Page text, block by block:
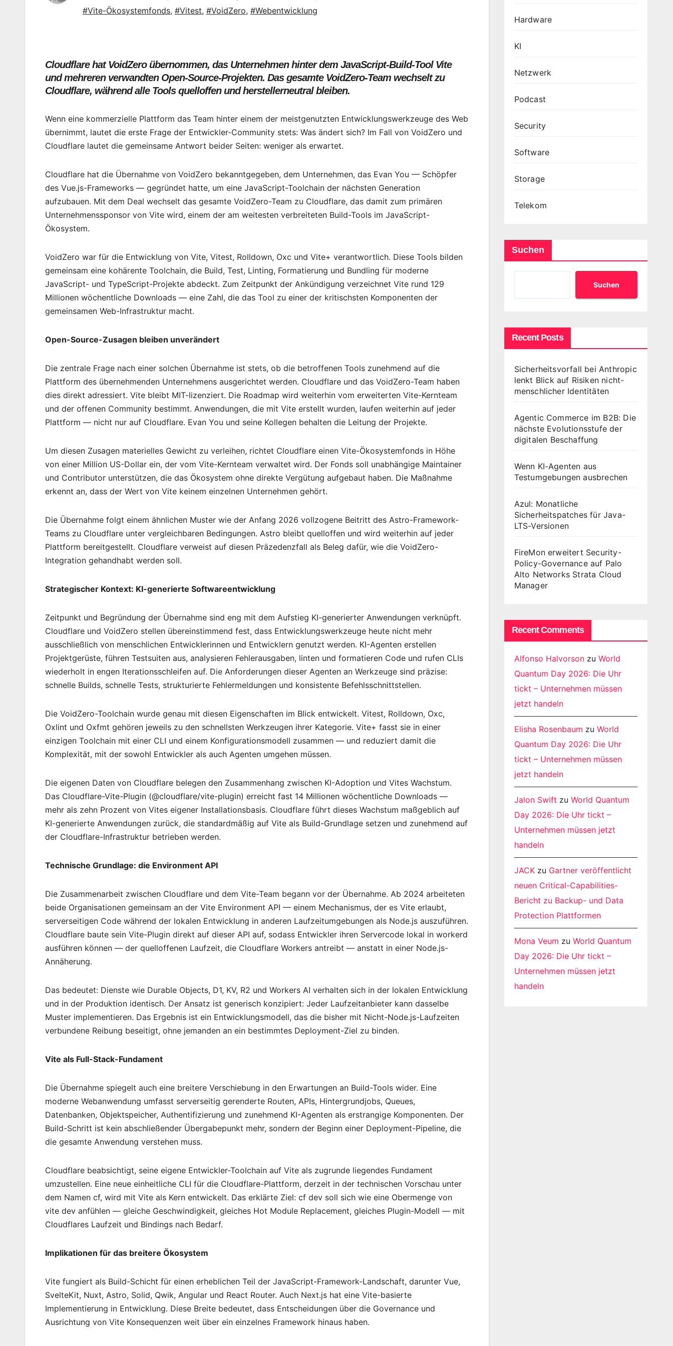
#Vite-Ökosystemfonds, #Vitest, #VoidZero, #Webentwicklung
Cloudflare hat VoidZero übernommen, das Unternehmen hinter dem JavaScript-Build-Tool Vite
und mehreren verwandten Open-Source-Projekten. Das gesamte VoidZero-Team wechselt zu
Cloudflare, während alle Tools quelloffen und herstellerneutral bleiben.
Wenn eine kommerzielle Plattform das Team hinter einem der meistgenutzten Entwicklungswerkzeuge des Web
übernimmt, lautet die erste Frage der Entwickler-Community stets: Was ändert sich? Im Fall von VoidZero und
Cloudflare lautet die gemeinsame Antwort beider Seiten: weniger als erwartet.
Cloudflare hat die Übernahme von VoidZero bekanntgegeben, dem Unternehmen, das Evan You — Schöpfer
des Vue.js-Frameworks — gegründet hatte, um eine JavaScript-Toolchain der nächsten Generation
aufzubauen. Mit dem Deal wechselt das gesamte VoidZero-Team zu Cloudflare, das damit zum primären
Unternehmenssponsor von Vite wird, einem der am weitesten verbreiteten Build-Tools im JavaScript-
Ökosystem.
VoidZero war für die Entwicklung von Vite, Vitest, Rolldown, Oxc und Vite+ verantwortlich. Diese Tools bilden
gemeinsam eine kohärente Toolchain, die Build, Test, Linting, Formatierung und Bundling für moderne
JavaScript- und TypeScript-Projekte abdeckt. Zum Zeitpunkt der Ankündigung verzeichnet Vite rund 129
Millionen wöchentliche Downloads — eine Zahl, die das Tool zu einer der kritischsten Komponenten der
gemeinsamen Web-Infrastruktur macht.
Open-Source-Zusagen bleiben unverändert
Die zentrale Frage nach einer solchen Übernahme ist stets, ob die betroffenen Tools zunehmend auf die
Plattform des übernehmenden Unternehmens ausgerichtet werden. Cloudflare und das VoidZero-Team haben
dies direkt adressiert. Vite bleibt MIT-lizenziert. Die Roadmap wird weiterhin vom erweiterten Vite-Kernteam
und der offenen Community bestimmt. Anwendungen, die mit Vite erstellt wurden, laufen weiterhin auf jeder
Plattform — nicht nur auf Cloudflare. Evan You und seine Kollegen behalten die Leitung der Projekte.
Um diesen Zusagen materielles Gewicht zu verleihen, richtet Cloudflare einen Vite-Ökosystemfonds in Höhe
von einer Million US-Dollar ein, der vom Vite-Kernteam verwaltet wird. Der Fonds soll unabhängige Maintainer
und Contributor unterstützen, die das Ökosystem ohne direkte Vergütung aufgebaut haben. Die Maßnahme
erkennt an, dass der Wert von Vite keinem einzelnen Unternehmen gehört.
Die Übernahme folgt einem ähnlichen Muster wie der Anfang 2026 vollzogene Beitritt des Astro-Framework-
Teams zu Cloudflare unter vergleichbaren Bedingungen. Astro bleibt quelloffen und wird weiterhin auf jeder
Plattform bereitgestellt. Cloudflare verweist auf diesen Präzedenzfall als Beleg dafür, wie die VoidZero-
Integration gehandhabt werden soll.
Strategischer Kontext: KI-generierte Softwareentwicklung
Zeitpunkt und Begründung der Übernahme sind eng mit dem Aufstieg KI-generierter Anwendungen verknüpft.
Cloudflare und VoidZero stellen übereinstimmend fest, dass Entwicklungswerkzeuge heute nicht mehr
ausschließlich von menschlichen Entwicklerinnen und Entwicklern genutzt werden. KI-Agenten erstellen
Projektgerüste, führen Testsuiten aus, analysieren Fehlerausgaben, linten und formatieren Code und rufen CLIs
wiederholt in engen Iterationsschleifen auf. Die Anforderungen dieser Agenten an Werkzeuge sind präzise:
schnelle Builds, schnelle Tests, strukturierte Fehlermeldungen und konsistente Befehlsschnittstellen.
Die VoidZero-Toolchain wurde genau mit diesen Eigenschaften im Blick entwickelt. Vitest, Rolldown, Oxc,
Oxlint und Oxfmt gehören jeweils zu den schnellsten Werkzeugen ihrer Kategorie. Vite+ fasst sie in einer
einzigen Toolchain mit einer CLI und einem Konfigurationsmodell zusammen — und reduziert damit die
Komplexität, mit der sowohl Entwickler als auch Agenten umgehen müssen.
Die eigenen Daten von Cloudflare belegen den Zusammenhang zwischen KI-Adoption und Vites Wachstum.
Das Cloudflare-Vite-Plugin (@cloudflare/vite-plugin) erreicht fast 14 Millionen wöchentliche Downloads —
mehr als zehn Prozent von Vites eigener Installationsbasis. Cloudflare führt dieses Wachstum maßgeblich auf
KI-generierte Anwendungen zurück, die standardmäßig auf Vite als Build-Grundlage setzen und zunehmend auf
der Cloudflare-Infrastruktur betrieben werden.
Technische Grundlage: die Environment API
Die Zusammenarbeit zwischen Cloudflare und dem Vite-Team begann vor der Übernahme. Ab 2024 arbeiteten
beide Organisationen gemeinsam an der Vite Environment API — einem Mechanismus, der es Vite erlaubt,
serverseitigen Code während der lokalen Entwicklung in anderen Laufzeitumgebungen als Node.js auszuführen.
Cloudflare baute sein Vite-Plugin direkt auf dieser API auf, sodass Entwickler ihren Servercode lokal in workerd
ausführen können — der quelloffenen Laufzeit, die Cloudflare Workers antreibt — anstatt in einer Node.js-
Annäherung.
Das bedeutet: Dienste wie Durable Objects, D1, KV, R2 und Workers AI verhalten sich in der lokalen Entwicklung
und in der Produktion identisch. Der Ansatz ist generisch konzipiert: Jeder Laufzeitanbieter kann dasselbe
Muster implementieren. Das Ergebnis ist ein Entwicklungsmodell, das die bisher mit Nicht-Node.js-Laufzeiten
verbundene Reibung beseitigt, ohne jemanden an ein bestimmtes Deployment-Ziel zu binden.
Vite als Full-Stack-Fundament
Die Übernahme spiegelt auch eine breitere Verschiebung in den Erwartungen an Build-Tools wider. Eine
moderne Webanwendung umfasst serverseitig gerenderte Routen, APIs, Hintergrundjobs, Queues,
Datenbanken, Objektspeicher, Authentifizierung und zunehmend KI-Agenten als erstrangige Komponenten. Der
Build-Schritt ist kein abschließender Übergabepunkt mehr, sondern der Beginn einer Deployment-Pipeline, die
die gesamte Anwendung verstehen muss.
Cloudflare beabsichtigt, seine eigene Entwickler-Toolchain auf Vite als zugrunde liegendes Fundament
umzustellen. Eine neue einheitliche CLI für die Cloudflare-Plattform, derzeit in der technischen Vorschau unter
dem Namen cf, wird mit Vite als Kern entwickelt. Das erklärte Ziel: cf dev soll sich wie eine Obermenge von
vite dev anfühlen — gleiche Geschwindigkeit, gleiches Hot Module Replacement, gleiches Plugin-Modell — mit
Cloudflares Laufzeit und Bindings nach Bedarf.
Implikationen für das breitere Ökosystem
Vite fungiert als Build-Schicht für einen erheblichen Teil der JavaScript-Framework-Landschaft, darunter Vue,
SvelteKit, Nuxt, Astro, Solid, Qwik, Angular und React Router. Auch Next.js hat eine Vite-basierte
Implementierung in Entwicklung. Diese Breite bedeutet, dass Entscheidungen über die Governance und
Ausrichtung von Vite Konsequenzen weit über ein einzelnes Framework hinaus haben.
Hardware
KI
Netzwerk
Podcast
Security
Software
Storage
Telekom
Suchen
Suchen
Recent Posts
Sicherheitsvorfall bei Anthropic
lenkt Blick auf Risiken nicht-
menschlicher Identitäten
Agentic Commerce im B2B: Die
nächste Evolutionsstufe der
digitalen Beschaffung
Wenn KI-Agenten aus
Testumgebungen ausbrechen
Azul: Monatliche
Sicherheitspatches für Java-
LTS-Versionen
FireMon erweitert Security-
Policy-Governance auf Palo
Alto Networks Strata Cloud
Manager
Recent Comments
Alfonso Halvorsonzu World
Quantum Day 2026: Die Uhr
tickt – Unternehmen müssen
jetzt handeln
Elisha Rosenbaum zu World
Quantum Day 2026: Die Uhr
tickt – Unternehmen müssen
jetzt handeln
Jalon Swift zu World Quantum
Day 2026: Die Uhr tickt –
Unternehmen müssen jetzt
handeln
JACKzu Gartner veröffentlicht
neuen Critical-Capabilities-
Bericht zu Backup- und Data
Protection Plattformen
Mona Veum zu World Quantum
Day 2026: Die Uhr tickt –
Unternehmen müssen jetzt
handeln